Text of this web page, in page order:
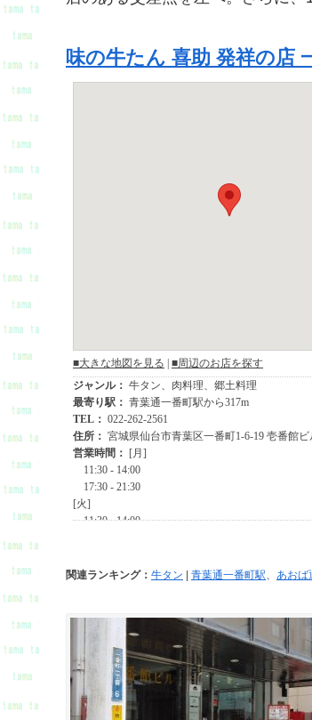
味の牛たん 喜助 発祥の店
関連ランキング： 牛タン 青葉通一番町駅、 あおば